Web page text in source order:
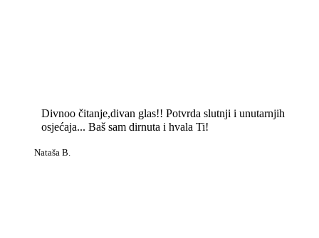
Divnoo čitanje,divan glas!! Potvrda slutnji i unutarnjih
osjećaja... Baš sam dirnuta i hvala Ti!
Nataša B.